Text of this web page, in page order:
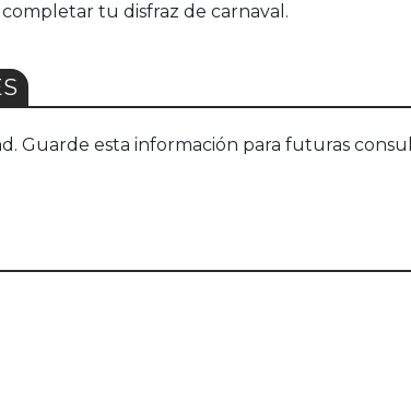
tu disfraz de carnaval.
Guarde esta información para futuras